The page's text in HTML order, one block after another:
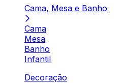
Cama, Mesa e Banho
Cama
Mesa
Banho
Infantil
Decoração